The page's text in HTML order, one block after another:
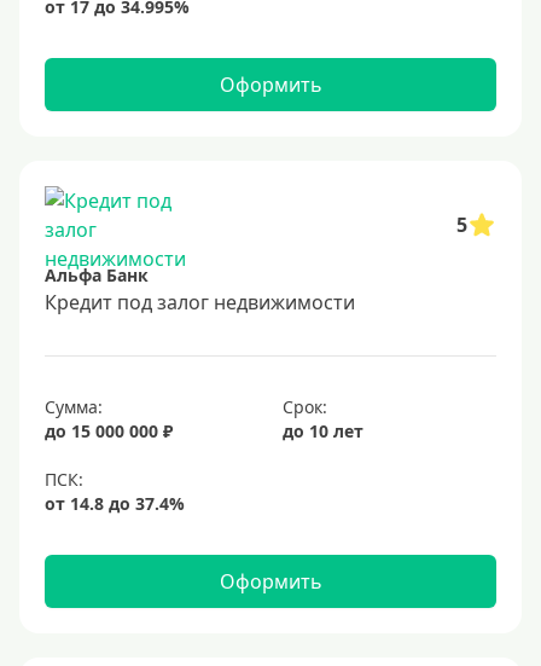
Оформить
5
Альфа Банк
Кредит под залог недвижимости
Сумма:
до 15 000 000 ₽
Срок:
до 10 лет
Оформить